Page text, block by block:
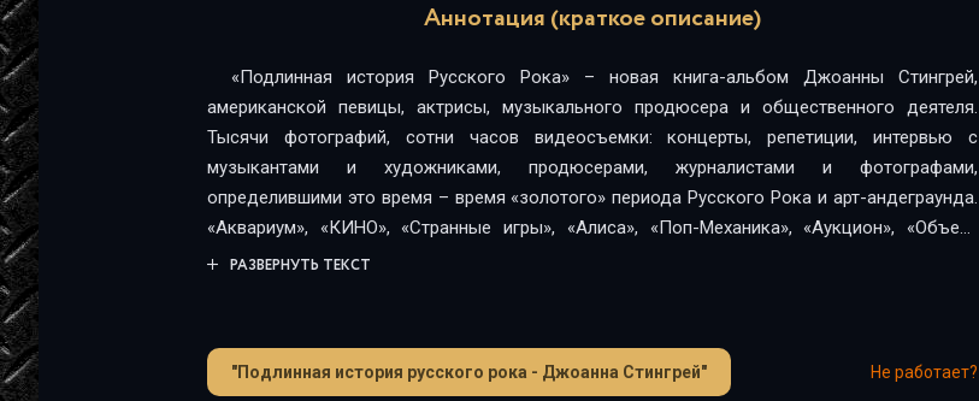
Аннотация (краткое описание)
«Подлинная история Русского Рока» – новая книга-альбом Джоанны Стингрей,
американской певицы, актрисы, музыкального продюсера и общественного деятеля.
Тысячи фотографий, сотни часов видеосъемки: концерты, репетиции, интервью с
музыкантами и художниками, продюсерами, журналистами и фотографами,
определившими это время – время «золотого» периода Русского Рока и арт-андеграунда.
«Аквариум», «КИНО», «Странные игры», «Алиса», «Поп-Механика», «Аукцион», «Объект
Насмешек», «Новые композиторы», группа «Новые художники» (Тимур Новиков, Олег
Читатель знакомится с историй русского рока в том порядке, в котором с ним
знакомилась Джоанна. В альбом вошла лишь часть бесценных материалов, относящихся к
РАЗВЕРНУТЬ ТЕКСТ
"Подлинная история руccкого рока - Джоанна Стингрей" Не работает?